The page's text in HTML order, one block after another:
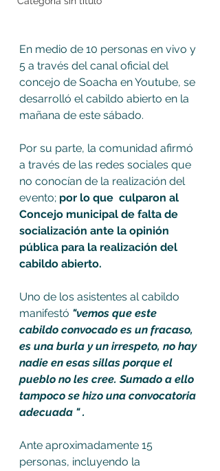
En medio de 10 personas en vivo y
5 a través del canal oficial del
concejo de Soacha en Youtube, se
desarrolló el cabildo abierto en la
mañana de este sábado.
Por su parte, la comunidad afirmó
a través de las redes sociales que
no conocían de la realización del
evento; por lo que  culparon al
Concejo municipal de falta de
socialización ante la opinión
pública para la realización del
cabildo abierto.
Uno de los asistentes al cabildo
manifestó "vemos que este
cabildo convocado es un fracaso,
es una burla y un irrespeto, no hay
nadie en esas sillas porque el
pueblo no les cree. Sumado a ello
tampoco se hizo una convocatoria
adecuada " .
Ante aproximadamente 15
personas, incluyendo la